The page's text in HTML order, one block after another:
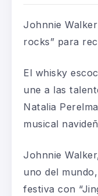
Johnnie
rocks” para
El whisky
une a las
Natalia
musical
Johnnie
uno del mundo
festiva con